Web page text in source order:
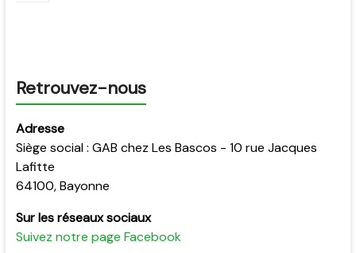
Retrouvez-nous
Adresse
Siège social : GAB chez Les Bascos - 10 rue Jacques
Lafitte
64100, Bayonne
Sur les réseaux sociaux
Suivez notre page Facebook